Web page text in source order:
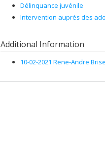
Délinquance juvénile
Intervention auprès des
Additional Information
10-02-2021 Rene-Andre